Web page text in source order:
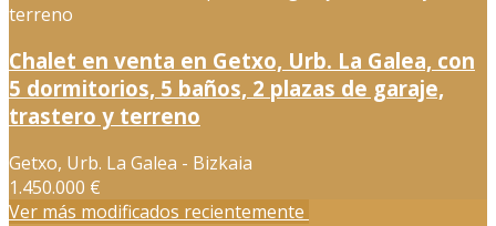
Chalet en venta en Getxo, Urb. La Galea, con
5 dormitorios, 5 baños, 2 plazas de garaje,
trastero y terreno
Getxo, Urb. La Galea - Bizkaia
1.450.000 €
Ver más modificados recientemente